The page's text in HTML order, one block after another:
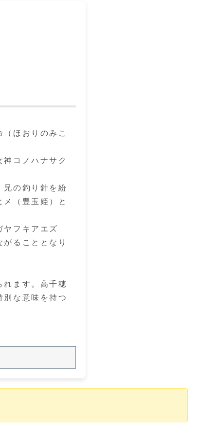
ほおりのみこ
コノハナサク
兄の釣り針を紛
（豊玉姫）と
ヤフキアエズ
ることとなり
れます。高千穂
別な意味を持つ